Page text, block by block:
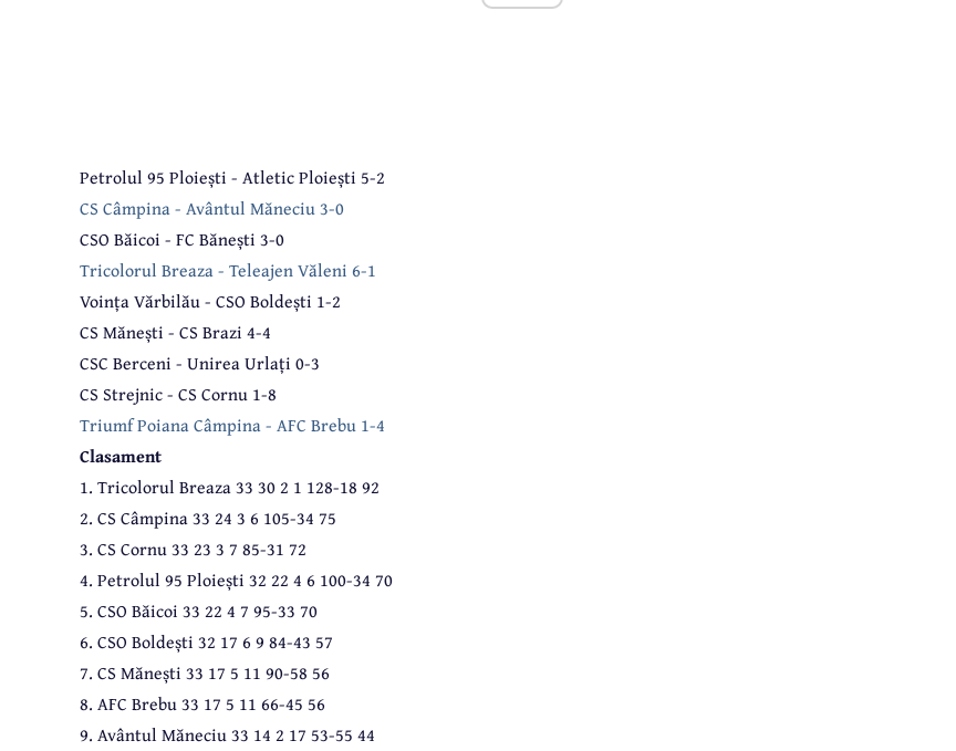
Petrolul 95 Ploiești - Atletic Ploiești 5-2
CS Câmpina - Avântul Măneciu 3-0
CSO Băicoi - FC Bănești 3-0
Tricolorul Breaza - Teleajen Văleni 6-1
Voința Vărbilău - CSO Boldești 1-2
CS Mănești - CS Brazi 4-4
CSC Berceni - Unirea Urlați 0-3
CS Strejnic - CS Cornu 1-8
Triumf Poiana Câmpina - AFC Brebu 1-4
Clasament
1. Tricolorul Breaza 33 30 2 1 128-18 92
2. CS Câmpina 33 24 3 6 105-34 75
3. CS Cornu 33 23 3 7 85-31 72
4. Petrolul 95 Ploiești 32 22 4 6 100-34 70
5. CSO Băicoi 33 22 4 7 95-33 70
6. CSO Boldești 32 17 6 9 84-43 57
7. CS Mănești 33 17 5 11 90-58 56
8. AFC Brebu 33 17 5 11 66-45 56
9. Avântul Măneciu 33 14 2 17 53-55 44